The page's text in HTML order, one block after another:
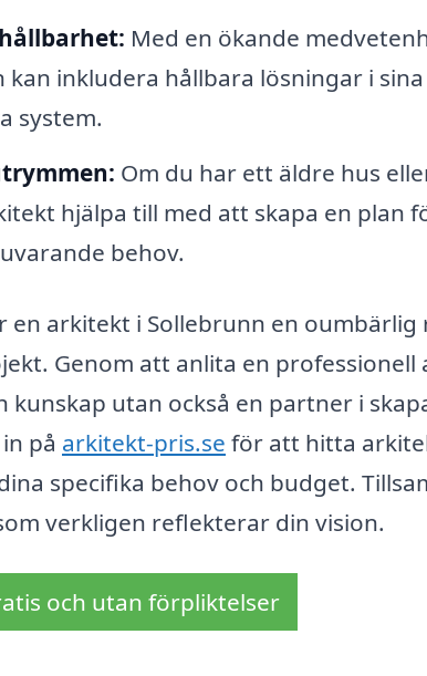
Med en ökande
kan inkludera hållbara lösningar i
system.
Om du har ett äldre hus
hjälpa till med att skapa en plan
behov.
en arkitekt i Sollebrunn en
Genom att anlita en professionell
kunskap utan också en partner i
på arkitekt-pris.se för att hitta
specifika behov och budget.
verkligen reflekterar din vision.
och utan förpliktelser